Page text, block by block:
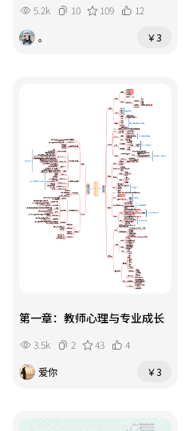
5.2k 10 109
12
。
￥3
第一章：教师心理与专业成长
3.5k 2 43
4
爱你
￥3